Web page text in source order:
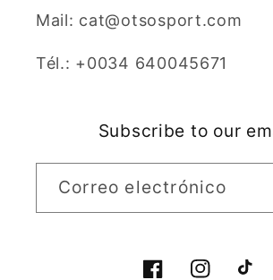
Mail: cat@otsosport.com
Tél.: +0034 640045671
Subscribe to our
Correo electrónico